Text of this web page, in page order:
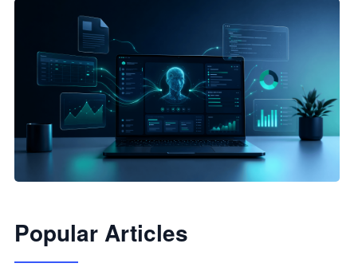
JimoClaw 桌面 AI Agent 工作台
Popular Articles